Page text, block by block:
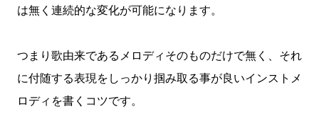
は無く連続的な変化が可能になります。
つまり歌由来であるメロディそのものだけで無く、それ
に付随する表現をしっかり掴み取る事が良いインストメ
ロディを書くコツです。